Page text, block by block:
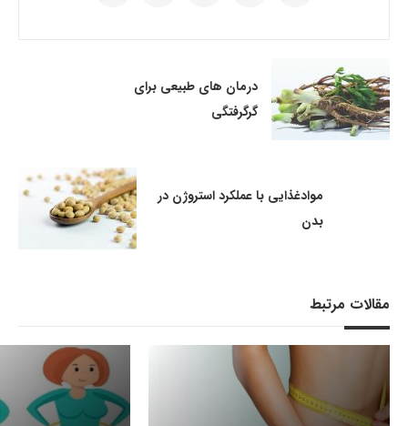
درمان های طبیعی برای
گرگرفتگی
موادغذایی با عملکرد استروژن در
بدن
مقالات مرتبط